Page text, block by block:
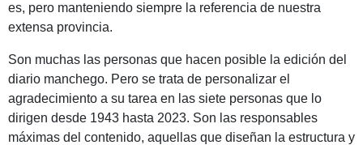
es, pero manteniendo siempre la referencia de nuestra
extensa provincia.
Son muchas las personas que hacen posible la edición del
diario manchego. Pero se trata de personalizar el
agradecimiento a su tarea en las siete personas que lo
dirigen desde 1943 hasta 2023. Son las responsables
máximas del contenido, aquellas que diseñan la estructura y